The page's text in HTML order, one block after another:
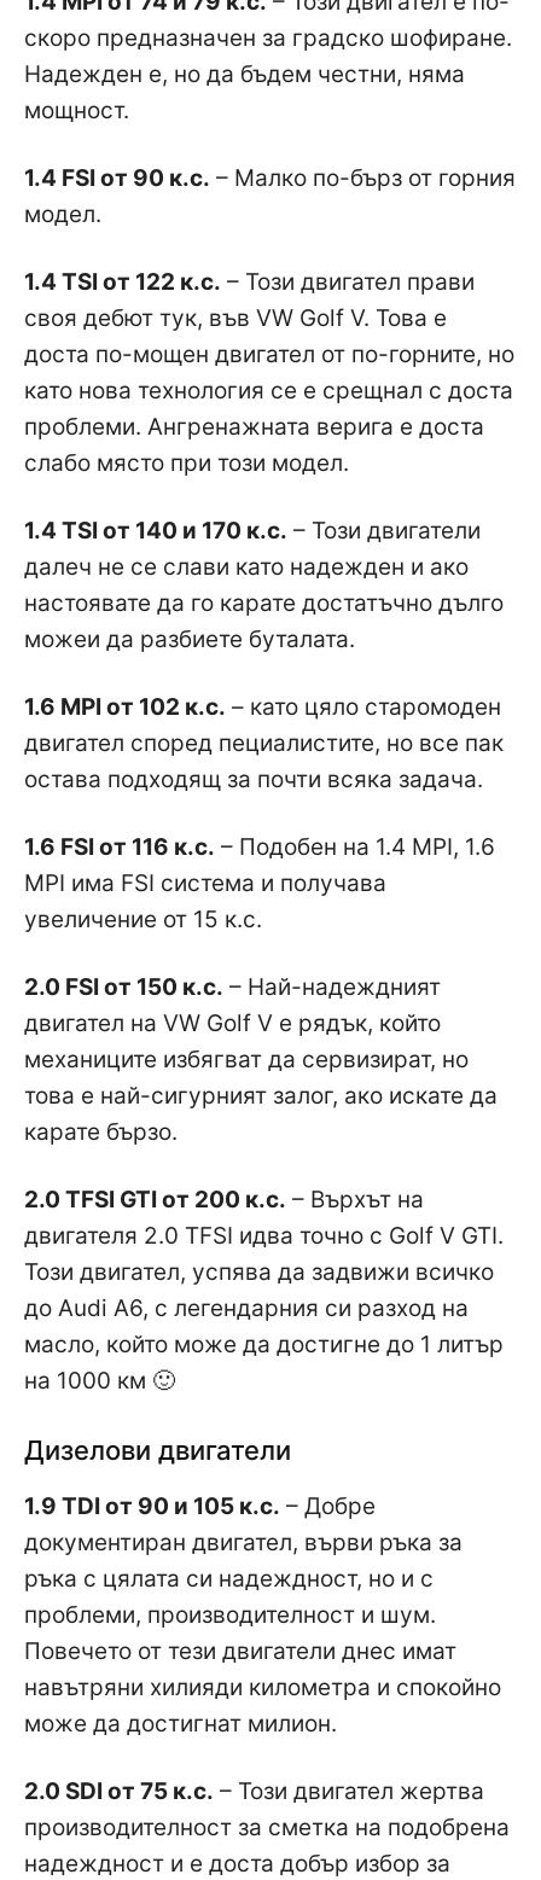
скоро предназначен за градско шофиране.
Надежден е, но да бъдем честни, няма
мощност.
1.4 FSI от 90 к.с. – Малко по-бърз от горния
модел.
1.4 TSI от 122 к.с. – Този двигател прави
своя дебют тук, във VW Golf V. Това е
доста по-мощен двигател от по-горните, но
като нова технология се е срещнал с доста
проблеми. Ангренажната верига е доста
слабо място при този модел.
1.4 TSI от 140 и 170 к.с. – Този двигатели
далеч не се слави като надежден и ако
настоявате да го карате достатъчно дълго
можеи да разбиете буталата.
1.6 MPI от 102 к.с. – като цяло старомоден
двигател според пециалистите, но все пак
остава подходящ за почти всяка задача.
1.6 FSI от 116 к.с. – Подобен на 1.4 MPI, 1.6
MPI има FSI система и получава
увеличение от 15 к.с.
2.0 FSI от 150 к.с. – Най-надеждният
двигател на VW Golf V е рядък, който
механиците избягват да сервизират, но
това е най-сигурният залог, ако искате да
карате бързо.
2.0 TFSI GTI от 200 к.с. – Върхът на
двигателя 2.0 TFSI идва точно с Golf V GTI.
Този двигател, успява да задвижи всичко
до Audi A6, с легендарния си разход на
масло, който може да достигне до 1 литър
на 1000 км 🙂
Дизелови двигатели
1.9 TDI от 90 и 105 к.с. – Добре
документиран двигател, върви ръка за
ръка с цялата си надеждност, но и с
проблеми, производителност и шум.
Повечето от тези двигатели днес имат
навътряни хилияди километра и спокойно
може да достигнат милион.
2.0 SDI от 75 к.с. – Този двигател жертва
производителност за сметка на подобрена
надеждност и е доста добър избор за